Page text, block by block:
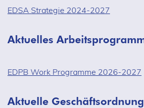
EDSA Strategie 2024-2027
Aktuelles
EDPB Work Programme 2026-2027
Aktuelle Geschäftsordnung